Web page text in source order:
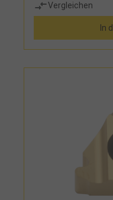
Regelgewinde und
langspanende Werkstoffe
Gewindedrehplatte
2,0
Vergleichen
In